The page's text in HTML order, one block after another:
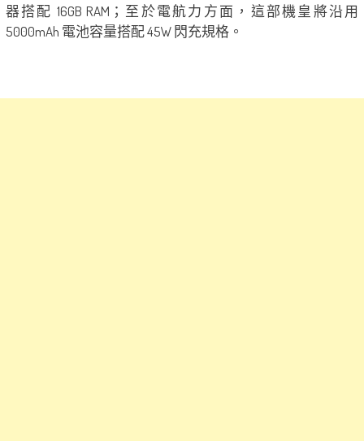
器搭配 16GB RAM；至於電航力方面，這部機皇將沿用
5000mAh 電池容量搭配 45W 閃充規格。